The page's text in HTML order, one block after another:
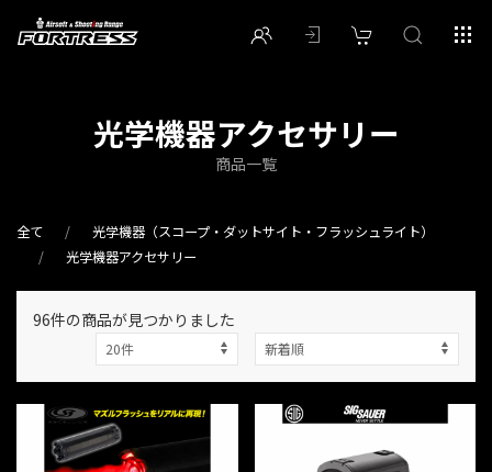
光学機器アクセサリー
商品一覧
全て
光学機器（スコープ・ダットサイト・フラッシュライト）
光学機器アクセサリー
96件の商品が見つかりました